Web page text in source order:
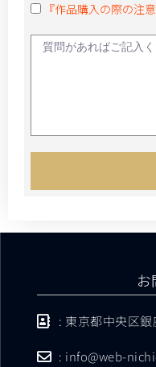
『作品購入の際の注意
: 東京都中央区
: info@web-